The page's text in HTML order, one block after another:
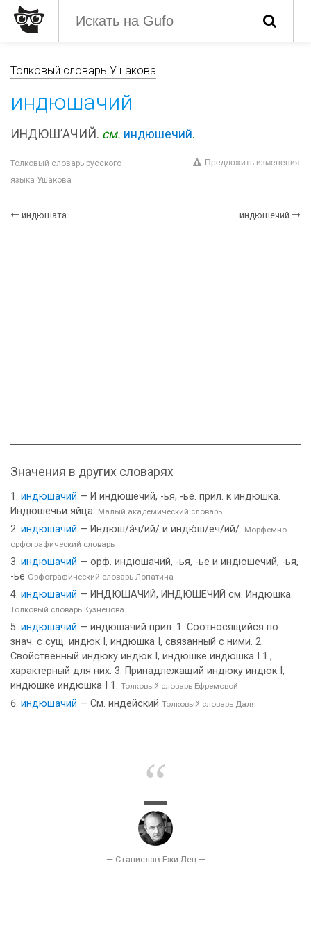
Толковый словарь Ушакова
индюшачий
ИНДЮШ’АЧИЙ. см. индюшечий.
Толковый словарь русского
языка Ушакова
Предложить изменения
индюшата индюшечий
Значения в других словарях
индюшачий — И индюшечий, -ья, -ье. прил. к индюшка.
Индюшечьи яйца. Малый академический словарь
индюшачий — Индюш/а́ч/ий/ и индю́ш/еч/ий/. Морфемно-
орфографический словарь
индюшачий — орф. индюшачий, -ья, -ье и индюшечий, -ья,
-ье Орфографический словарь Лопатина
индюшачий — ИНДЮШАЧИЙ, ИНДЮШЕЧИЙ см. Индюшка.
Толковый словарь Кузнецова
индюшачий — индюшачий прил. 1. Соотносящийся по
знач. с сущ. индюк I, индюшка I, связанный с ними. 2.
Свойственный индюку индюк I, индюшке индюшка I 1.,
характерный для них. 3. Принадлежащий индюку индюк I,
индюшке индюшка I 1. Толковый словарь Ефремовой
индюшачий — См. индейский Толковый словарь Даля